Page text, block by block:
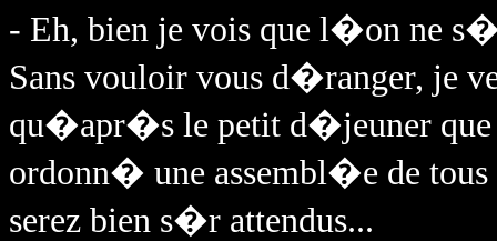
- Eh, bien je vois que l�on ne
Sans vouloir vous d�ranger, je
qu�apr�s le petit d�jeuner que
ordonn� une assembl�e de tous
serez bien s�r attendus...